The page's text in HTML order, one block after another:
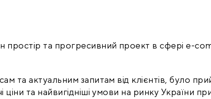
та прогресивний проект в сфері e-
та актуальним запитам від клієнтів, було
та найвигідніші умови на ринку України